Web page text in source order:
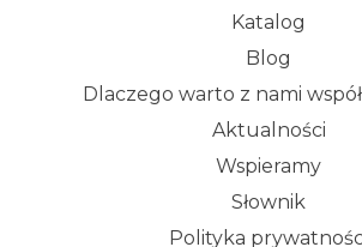
Katalog
Blog
Dlaczego warto z nami
Aktualności
Wspieramy
Słownik
Polityka